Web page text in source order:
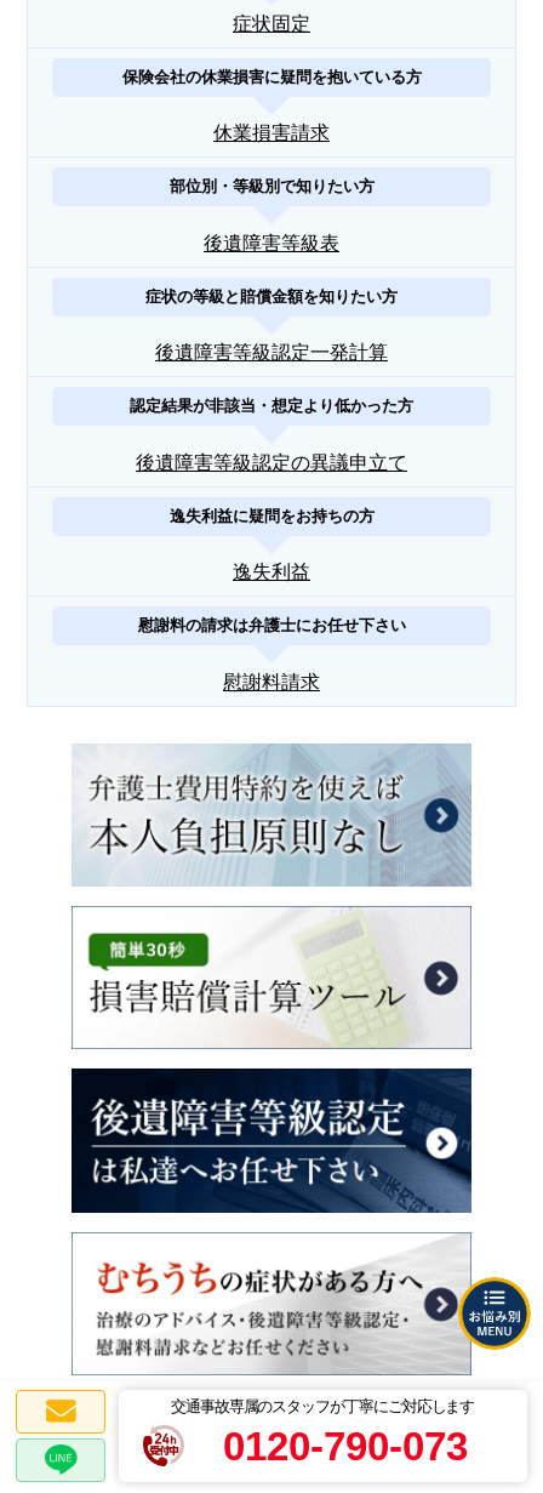
交通事故専属のスタッフが丁寧にご対応します
0120-790-073
症状固定
保険会社の休業損害に疑問を抱いている方
休業損害請求
部位別・等級別で知りたい方
後遺障害等級表
症状の等級と賠償金額を知りたい方
後遺障害等級認定一発計算
認定結果が非該当・想定より低かった方
後遺障害等級認定の異議申立て
逸失利益に疑問をお持ちの方
逸失利益
慰謝料の請求は弁護士にお任せ下さい
慰謝料請求
弁護士法人ALG事務所一覧